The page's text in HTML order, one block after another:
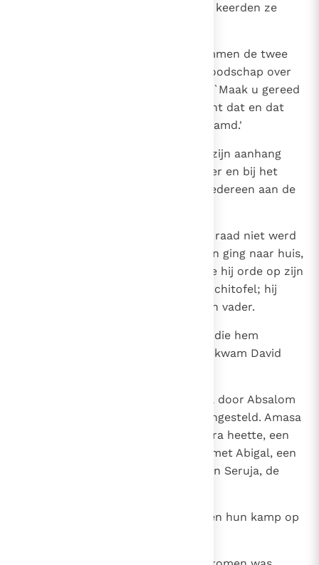
op zoek en toen ze niets vonden keerden ze
Zodra ze vertrokken waren, klommen de twee
uit de put om koning David de boodschap over
te brengen. Ze zeiden tot David: `Maak u gereed
en steek vlug het water over, want dat en dat
plan heeft Achitofel tegen u beraamd.'
David maakte zich dus met heel zijn aanhang
gereed; zij staken de Jordaan over en bij het
aanbreken van de ochtend was iedereen aan de
Toen Achitofel bemerkte dat zijn raad niet werd
opgevolgd, zadelde hij zijn ezel en ging naar huis,
naar zijn woonplaats. Daar stelde hij orde op zijn
zaken en verhing zich. Zo stierf Achitofel; hij
werd begraven in het graf van zijn vader.
Toen Absalom en alle Israëlieten die hem
volgden, de Jordaan overstaken, kwam David
In de plaats van Joab was Amasa door Absalom
als bevelhebber van het leger aangesteld. Amasa
was de zoon van een man die Jitra heette, een
Israëliet, die omgang had gehad met Abigal, een
dochter van Nachas en zuster van Seruja, de
De Israëlieten en Absalom sloegen hun kamp op